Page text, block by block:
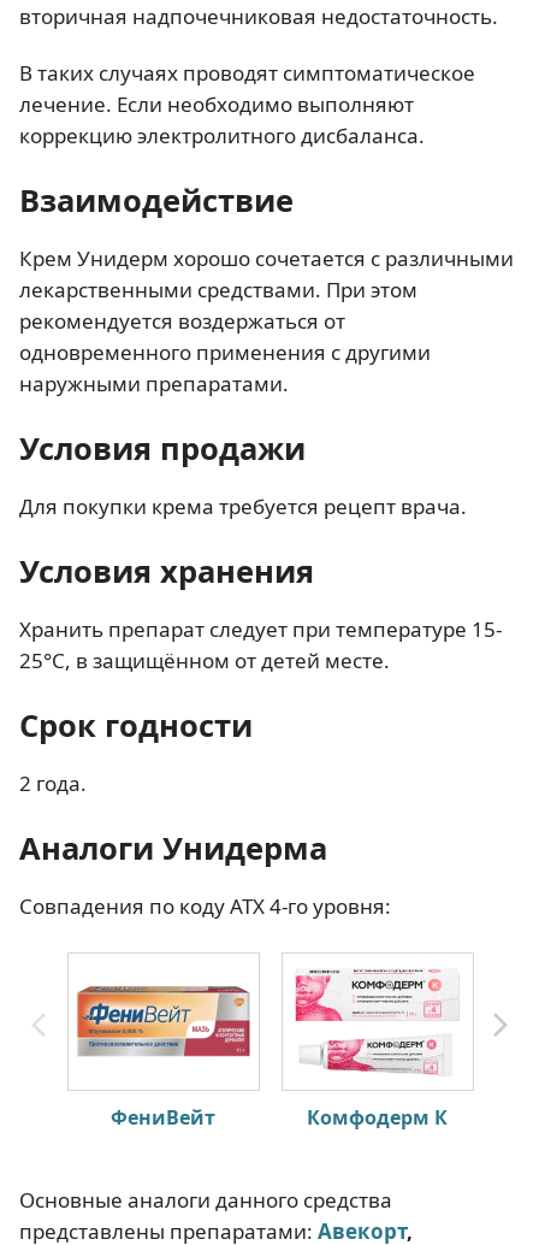
вторичная надпочечниковая недостаточность.
В таких случаях проводят симптоматическое
лечение. Если необходимо выполняют
коррекцию электролитного дисбаланса.
Взаимодействие
Крем Унидерм хорошо сочетается с различными
лекарственными средствами. При этом
рекомендуется воздержаться от
одновременного применения с другими
наружными препаратами.
Условия продажи
Для покупки крема требуется рецепт врача.
Условия хранения
Хранить препарат следует при температуре 15-
25°С, в защищённом от детей месте.
Срок годности
2 года.
Аналоги Унидерма
Совпадения по коду АТХ 4-го уровня:
ФениВейт Комфодерм К
Основные аналоги данного средства
представлены препаратами: Авекорт,